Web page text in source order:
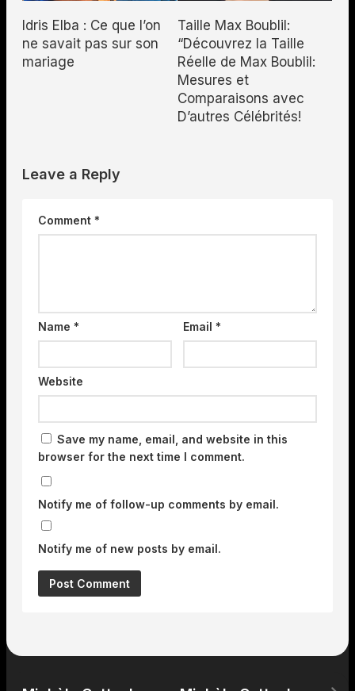
Idris Elba : Ce que l’on
ne savait pas sur son
mariage
Taille Max Boublil:
“Découvrez la Taille
Réelle de Max Boublil:
Mesures et
Comparaisons avec
D’autres Célébrités!
Leave a Reply
Comment *
Name * Email*
Website
Save my name, email, and website in this
browser for the next time I comment.
Notify me of follow-up comments by email.
Notify me of new posts by email.